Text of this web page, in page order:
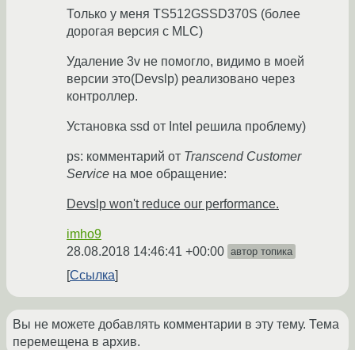
Только у меня TS512GSSD370S (более
дорогая версия с MLC)
Удаление 3v не помогло, видимо в моей
версии это(Devslp) реализовано через
контроллер.
Установка ssd от Intel решила проблему)
ps: комментарий от Transcend Customer
Service на мое обращение:
Devslp won't reduce our performance.
imho9
28.08.2018 14:46:41 +00:00 автор топика
Ссылка
Вы не можете добавлять комментарии в эту тему. Тема
перемещена в архив.